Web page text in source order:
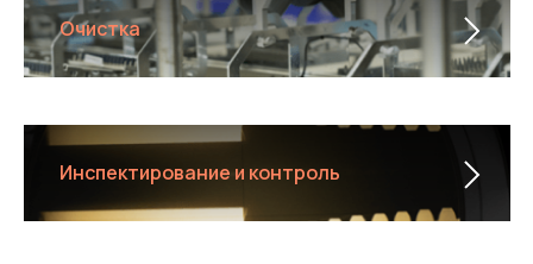
Очистка
Инспектирование и контроль